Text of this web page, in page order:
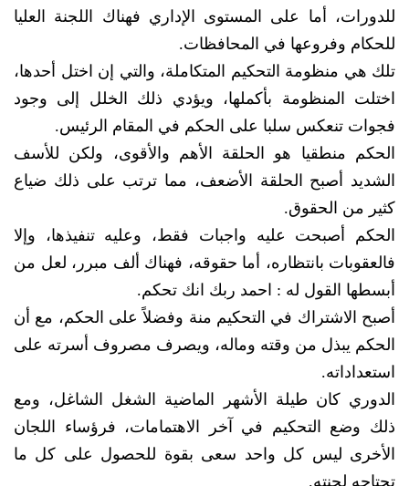
للدورات، أما على المستوى الإداري فهناك اللجنة العليا
للحكام وفروعها في المحافظات.
تلك هي منظومة التحكيم المتكاملة، والتي إن اختل أحدها،
اختلت المنظومة بأكملها، ويؤدي ذلك الخلل إلى وجود
فجوات تنعكس سلبا على الحكم في المقام الرئيس.
الحكم منطقيا هو الحلقة الأهم والأقوى، ولكن للأسف
الشديد أصبح الحلقة الأضعف، مما ترتب على ذلك ضياع
كثير من الحقوق.
الحكم أصبحت عليه واجبات فقط، وعليه تنفيذها، وإلا
فالعقوبات بانتظاره، أما حقوقه، فهناك ألف مبرر، لعل من
أبسطها القول له : احمد ربك انك تحكم.
أصبح الاشتراك في التحكيم منة وفضلاً على الحكم، مع أن
الحكم يبذل من وقته وماله، ويصرف مصروف أسرته على
استعداداته.
الدوري كان طيلة الأشهر الماضية الشغل الشاغل، ومع
ذلك وضع التحكيم في آخر الاهتمامات، فرؤساء اللجان
الأخرى ليس كل واحد سعى بقوة للحصول على كل ما
تحتاجه لجنته.